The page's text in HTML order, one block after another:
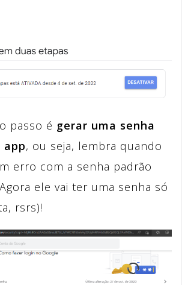
passo é gerar uma senha
app, ou seja, lembra quando
erro com a senha padrão
ele vai ter uma senha só
rsrs)!